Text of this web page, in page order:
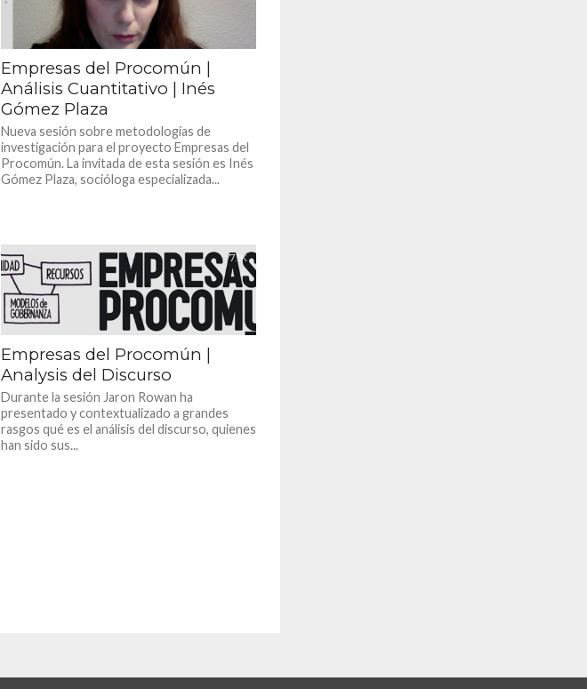
Empresas del Procomún |
Análisis Cuantitativo | Inés
Gómez Plaza
Nueva sesión sobre metodologías de
investigación para el proyecto Empresas del
Procomún. La invitada de esta sesión es Inés
Gómez Plaza, socióloga especializada...
7.1K
Empresas del Procomún |
Analysis del Discurso
Durante la sesión Jaron Rowan ha
presentado y contextualizado a grandes
rasgos qué es el análisis del discurso, quienes
han sido sus...